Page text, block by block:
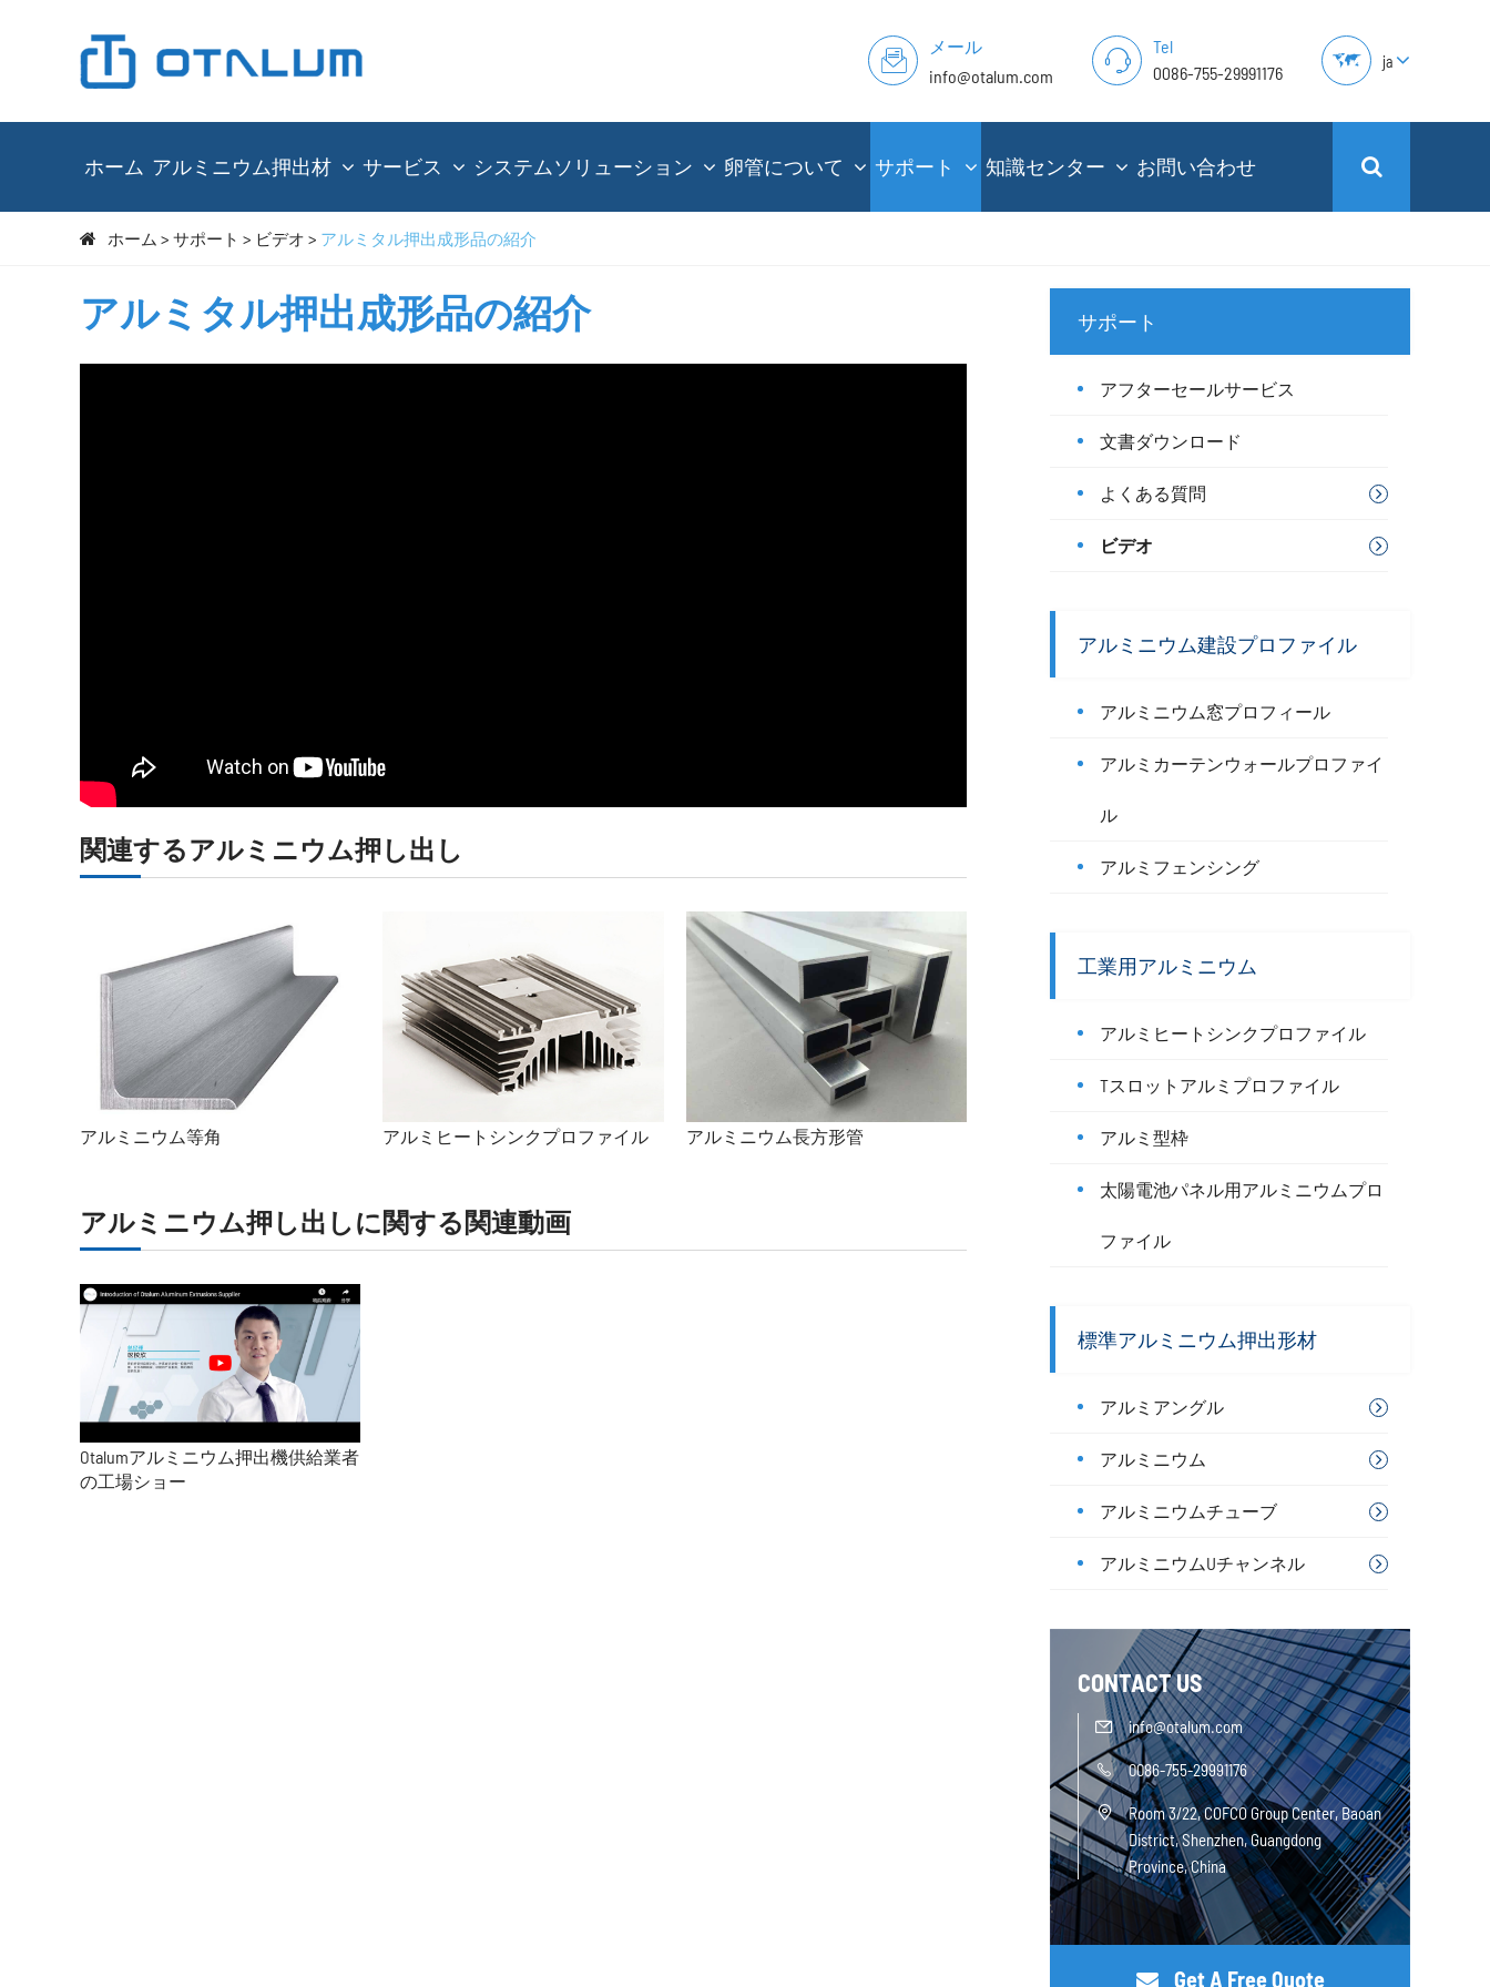
メール
info@otalum.com
Tel
0086-755-29991176
ja
ホーム アルミニウム押出材 サービス システムソリューション 卵管について サポート 知識センター お問い合わせ
ホーム サポート ビデオ アルミタル押出成形品の紹介
アルミタル押出成形品の紹介
関連するアルミニウム押し出し
アルミニウム等角 アルミヒートシンクプロファイル アルミニウム長方形管
アルミニウム押し出しに関する関連動画
Otalumアルミニウム押出機供給業者
の工場ショー
サポート
アフターセールサービス
文書ダウンロード
よくある質問
ビデオ
アルミニウム建設プロファイル
アルミニウム窓プロフィール
アルミカーテンウォールプロファイ
ル
アルミフェンシング
工業用アルミニウム
アルミヒートシンクプロファイル
Tスロットアルミプロファイル
アルミ型枠
太陽電池パネル用アルミニウムプロ
ファイル
標準アルミニウム押出形材
アルミアングル
アルミニウム
アルミニウムチューブ
アルミニウムUチャンネル
CONTACT US
 info@otalum.com
 0086-755-29991176

Room 3/22, COFCO Group Center, Baoan
District, Shenzhen, Guangdong
Province, China
Get A Free Quote